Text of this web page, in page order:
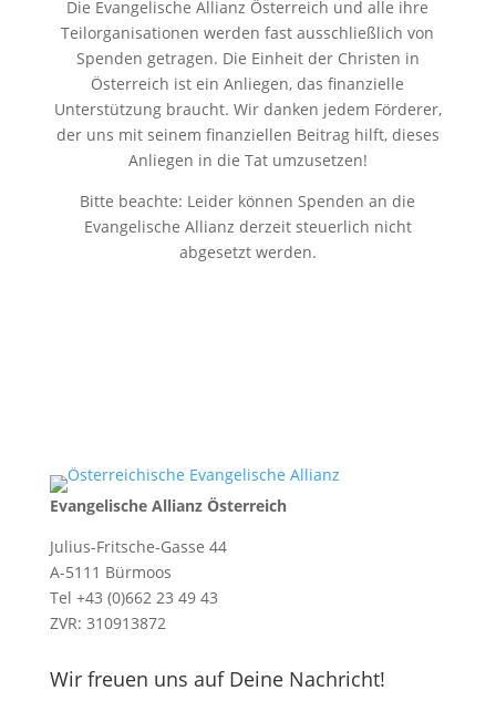
Die Evangelische Allianz Österreich und alle ihre
Teilorganisationen werden fast ausschließlich von
Spenden getragen. Die Einheit der Christen in
Österreich ist ein Anliegen, das finanzielle
Unterstützung braucht. Wir danken jedem Förderer,
der uns mit seinem finanziellen Beitrag hilft, dieses
Anliegen in die Tat umzusetzen!
Bitte beachte: Leider können Spenden an die
Evangelische Allianz derzeit steuerlich nicht
abgesetzt werden.
Evangelische Allianz Österreich
Julius-Fritsche-Gasse 44
A-5111 Bürmoos
Tel +43 (0)662 23 49 43
ZVR: 310913872
Wir freuen uns auf Deine Nachricht!